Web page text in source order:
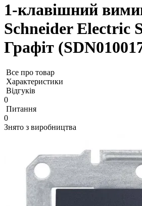
1-клавішний
Schneider Electric
Графіт
Все про товар
Характеристики
Відгуків
0
Питання
0
Знято з виробництва